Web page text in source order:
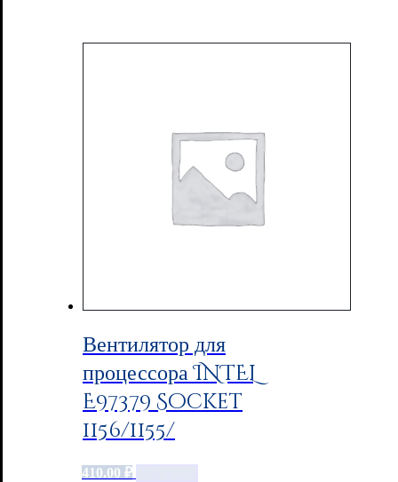
Вентилятор для
процессора INTEL
E97379 Socket
1156/1155/
410.00 ₽